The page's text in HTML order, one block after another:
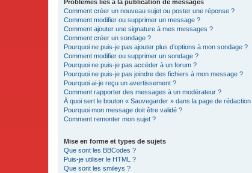
Problèmes liés à la publication de messages
Comment créer un nouveau sujet ou poster une réponse ?
Comment modifier ou supprimer un message ?
Comment ajouter une signature à mes messages ?
Comment créer un sondage ?
Pourquoi ne puis-je pas ajouter plus d’options à mon sondage ?
Comment modifier ou supprimer un sondage ?
Pourquoi ne puis-je pas accéder à un forum ?
Pourquoi ne puis-je pas joindre des fichiers à mon message ?
Pourquoi ai-je reçu un avertissement ?
Comment rapporter des messages à un modérateur ?
À quoi sert le bouton « Sauvegarder » dans la page de
Pourquoi mon message doit être validé ?
Comment remonter mon sujet ?
Mise en forme et types de sujets
Que sont les BBCodes ?
Puis-je utiliser le HTML ?
Que sont les smileys ?